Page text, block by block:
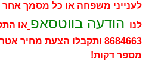
לענייני משפחה או כל מסמך אחר
לנו הודעה בווטסאפ או
8684663 ותקבלו הצעת מחיר
מספר דקות!